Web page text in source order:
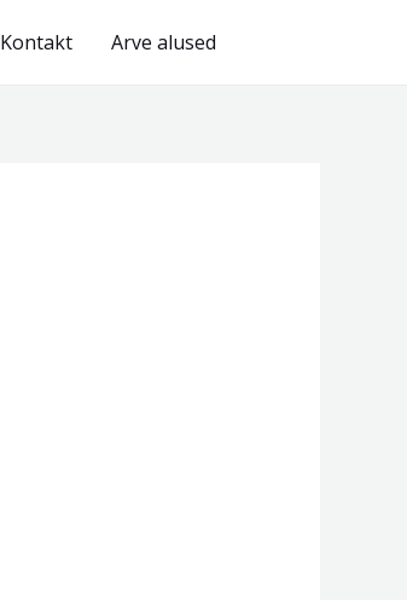
Kontakt Arve alused